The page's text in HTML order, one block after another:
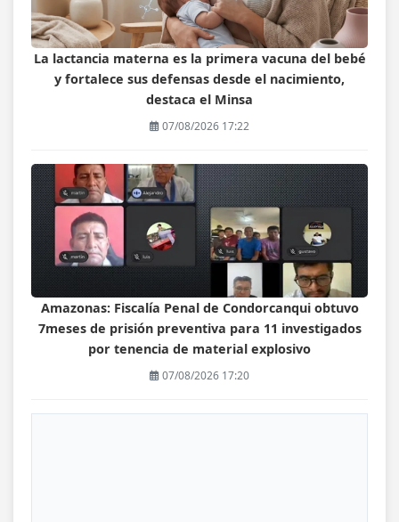
La lactancia materna es la primera vacuna del bebé
y fortalece sus defensas desde el nacimiento,
destaca el Minsa
07/08/2026 17:22
Amazonas: Fiscalía Penal de Condorcanqui obtuvo
7meses de prisión preventiva para 11 investigados
por tenencia de material explosivo
07/08/2026 17:20